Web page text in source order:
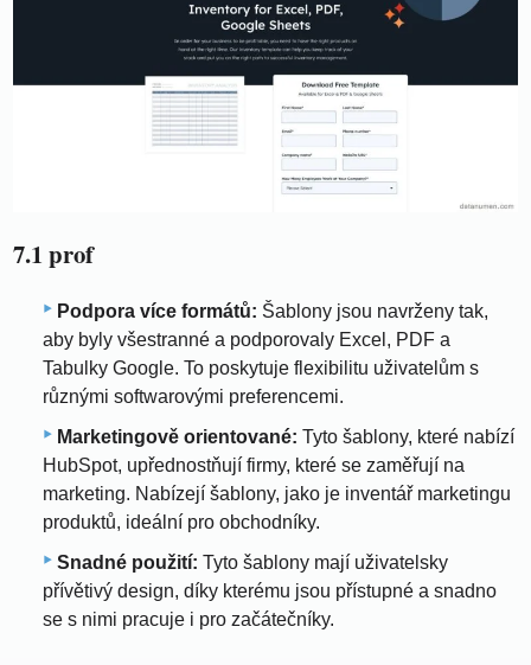
7.1 prof
Podpora více formátů: Šablony jsou navrženy tak,
aby byly všestranné a podporovaly Excel, PDF a
Tabulky Google. To poskytuje flexibilitu uživatelům s
různými softwarovými preferencemi.
Marketingově orientované: Tyto šablony, které nabízí
HubSpot, upřednostňují firmy, které se zaměřují na
marketing. Nabízejí šablony, jako je inventář marketingu
produktů, ideální pro obchodníky.
Snadné použití: Tyto šablony mají uživatelsky
přívětivý design, díky kterému jsou přístupné a snadno
se s nimi pracuje i pro začátečníky.